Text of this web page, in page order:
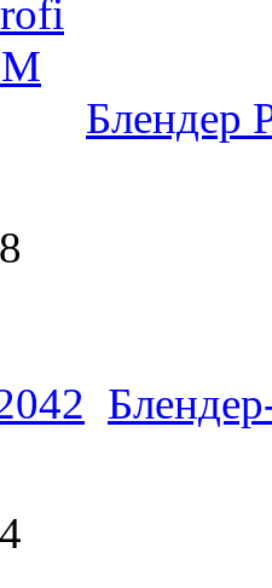
Блендер